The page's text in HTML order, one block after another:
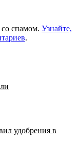
со спамом. Узнайте,
.
удобрения в